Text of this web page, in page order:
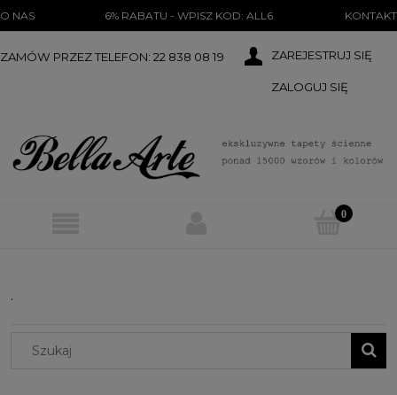
O NAS 6% RABATU - WPISZ KOD: ALL6 KONTAKT
ZAMÓW PRZEZ TELEFON: 22 838 08 19 ZAREJESTRUJ SIĘ
ZALOGUJ SIĘ
.